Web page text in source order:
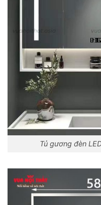
Tủ gương đèn